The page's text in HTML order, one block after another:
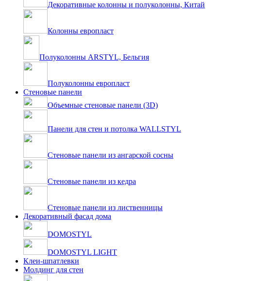
Декоративные колонны и полуколонны, Китай
Колонны европласт
Полуколонны ARSTYL, Бельгия
Полуколонны европласт
Стеновые панели
Объемные стеновые панели (3D)
Панели для стен и потолка WALLSTYL
Стеновые панели из ангарской сосны
Стеновые панели из кедра
Стеновые панели из лиственницы
Декоративный фасад дома
DOMOSTYL
DOMOSTYL LIGHT
Клеи-шпатлевки
Молдинг для стен